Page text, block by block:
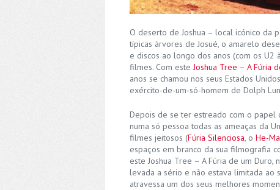
O deserto de Joshua – local icónico da
típicas árvores de Josué, o amarelo
e discos ao longo dos anos (com os U2
filmes. Com esteJoshua Tree – A Fúria
anos se chamou nos seus Estados
exército-de-um-só-homem de Dolph
Depois de se ter estreado com o papel
numa só pessoa todas as ameaças da
filmes jeitosos (Fúria Silenciosa, o He-
espaços em branco da sua filmografia
este Joshua Tree – A Fúria de um
levada a sério e não estava limitada ao
atravessa um dos seus melhores